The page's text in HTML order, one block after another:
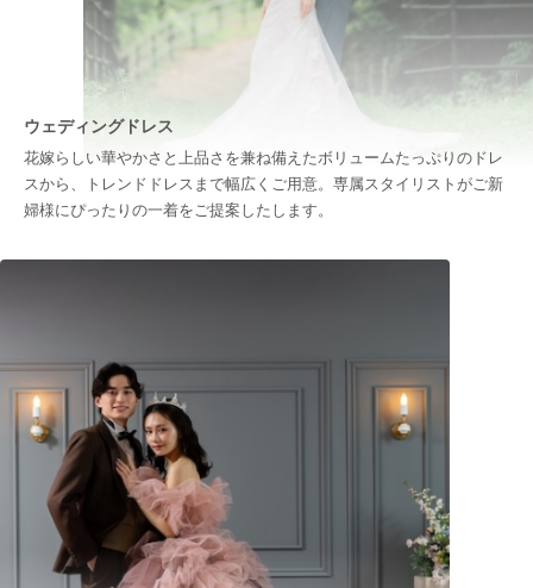
ウェディングドレス
花嫁らしい華やかさと上品さを兼ね備えたボリュームたっぷりのドレ
スから、トレンドドレスまで幅広くご用意。専属スタイリストがご新
婦様にぴったりの一着をご提案したします。